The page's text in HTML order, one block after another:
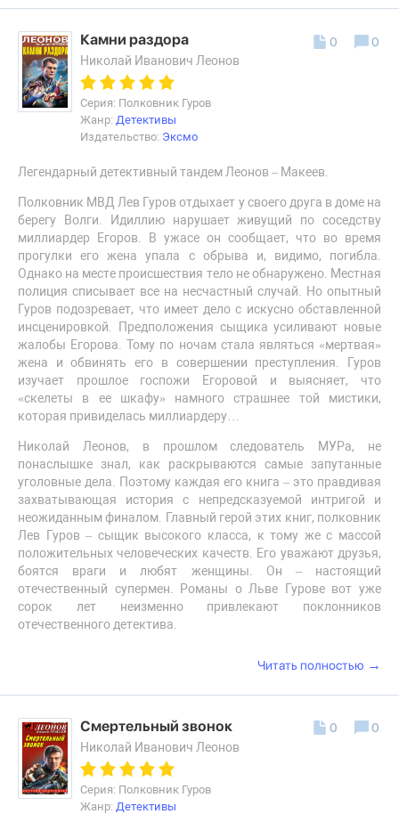
Камни раздора
Николай Иванович Леонов
Серия: Полковник Гуров
Жанр: Детективы
Издательство: Эксмо
Легендарный детективный тандем Леонов – Макеев.
Полковник МВД Лев Гуров отдыхает у своего друга в доме на
берегу Волги. Идиллию нарушает живущий по соседству
миллиардер Егоров. В ужасе он сообщает, что во время
прогулки его жена упала с обрыва и, видимо, погибла.
Однако на месте происшествия тело не обнаружено. Местная
полиция списывает все на несчастный случай. Но опытный
Гуров подозревает, что имеет дело с искусно обставленной
инсценировкой. Предположения сыщика усиливают новые
жалобы Егорова. Тому по ночам стала являться «мертвая»
жена и обвинять его в совершении преступления. Гуров
изучает прошлое госпожи Егоровой и выясняет, что
«скелеты в ее шкафу» намного страшнее той мистики,
которая привиделась миллиардеру…
Николай Леонов, в прошлом следователь МУРа, не
понаслышке знал, как раскрываются самые запутанные
уголовные дела. Поэтому каждая его книга – это правдивая
захватывающая история с непредсказуемой интригой и
неожиданным финалом. Главный герой этих книг, полковник
Лев Гуров – сыщик высокого класса, к тому же с массой
положительных человеческих качеств. Его уважают друзья,
боятся враги и любят женщины. Он – настоящий
отечественный супермен. Романы о Льве Гурове вот уже
сорок лет неизменно привлекают поклонников
отечественного детектива.
0 0
Читать полностью →
Смертельный звонок
Николай Иванович Леонов
Серия: Полковник Гуров
Жанр: Детективы
0 0